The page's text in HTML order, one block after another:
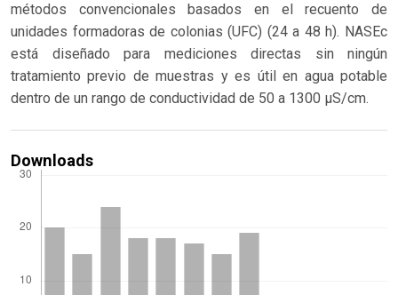
métodos convencionales basados ​​en el recuento de
unidades formadoras de colonias (UFC) (24 a 48 h). NASEc
está diseñado para mediciones directas sin ningún
tratamiento previo de muestras y es útil en agua potable
dentro de un rango de conductividad de 50 a 1300 µS/cm.
Downloads